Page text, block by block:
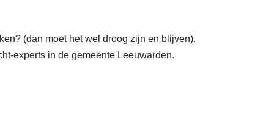
(dan moet het wel droog zijn en blijven).
experts in de gemeente Leeuwarden.